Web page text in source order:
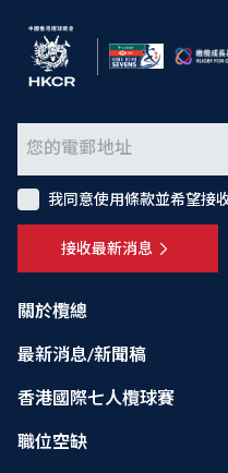
關於欖總
最新消息/新聞稿
香港國際七人欖球賽
職位空缺
接收最新消息
我同意使用條款並希望接